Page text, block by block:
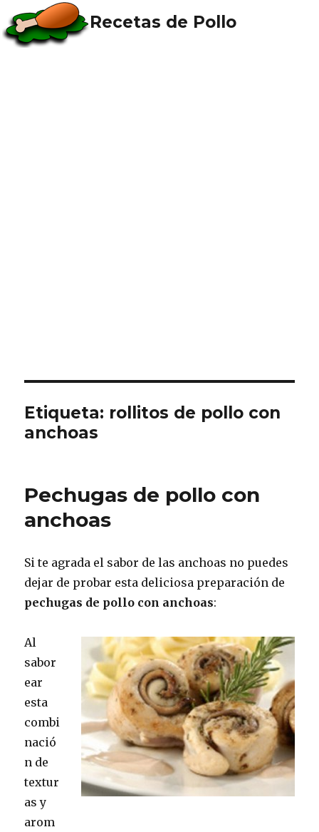
Recetas de Pollo
Etiqueta: rollitos de pollo con
anchoas
Pechugas de pollo con
anchoas
Si te agrada el sabor de las anchoas no puedes
dejar de probar esta deliciosa preparación de
pechugas de pollo con anchoas:
Al
sabor
ear
esta
combi
nació
n de
textur
as y
arom